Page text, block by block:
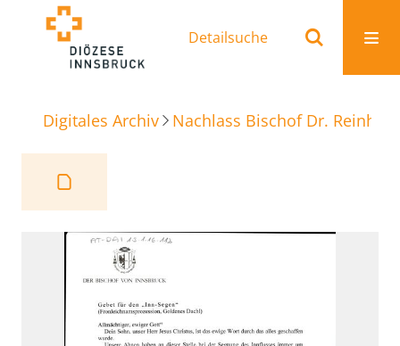
Detailsuche
Digitales Archiv Nachlass Bischof Dr.